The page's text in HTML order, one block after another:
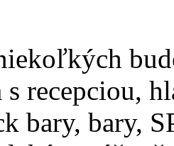
recepciou,
bary, bary,